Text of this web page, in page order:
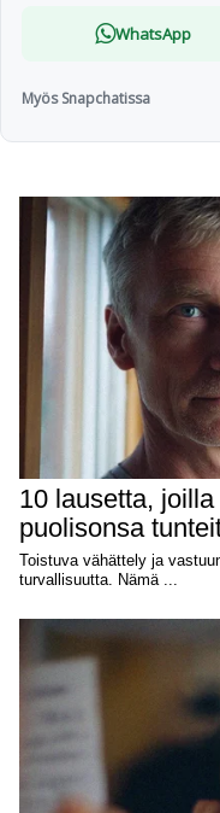
WhatsApp
Myös Snapchatissa